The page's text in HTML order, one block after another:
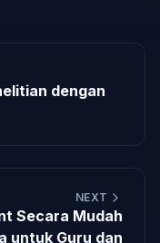
dengan
NEXT
Secara Mudah
untuk Guru dan